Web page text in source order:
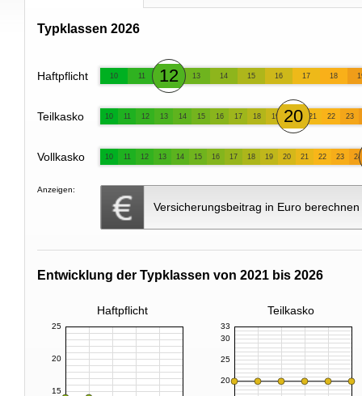
Typklassen 2026
Haftpflicht 10 11 12 13 14 15 16 17 18
Teilkasko 10 11 12 13 14 15 16 17 18 19 20 21 22 23
Vollkasko 10 11 12 13 14 15 16 17 18 19 20 21 22 23 24
Anzeigen:
Versicherungsbeitrag in Euro berechnen
Entwicklung der Typklassen von 2021 bis 2026
Haftpflicht Teilkasko
15
20
25
20
25
30
33